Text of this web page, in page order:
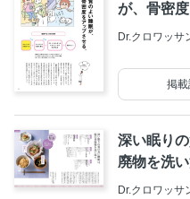
が、骨密
Dr.クロワッサ
掲
深い眠り
廃物を洗い
Dr.クロワッサ